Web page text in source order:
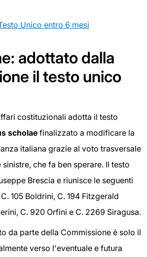
Unico entro 6 mesi
adottato dalla
il testo unico
costituzionali adotta il testo
scholae finalizzato a modificare la
italiana grazie al voto trasversale
che fa ben sperare. Il testo
Brescia e riunisce le seguenti
105 Boldrini, C. 194 Fitzgerald
C. 920 Orfini e C. 2269 Siragusa.
da parte della Commissione è solo il
verso l'eventuale e futura